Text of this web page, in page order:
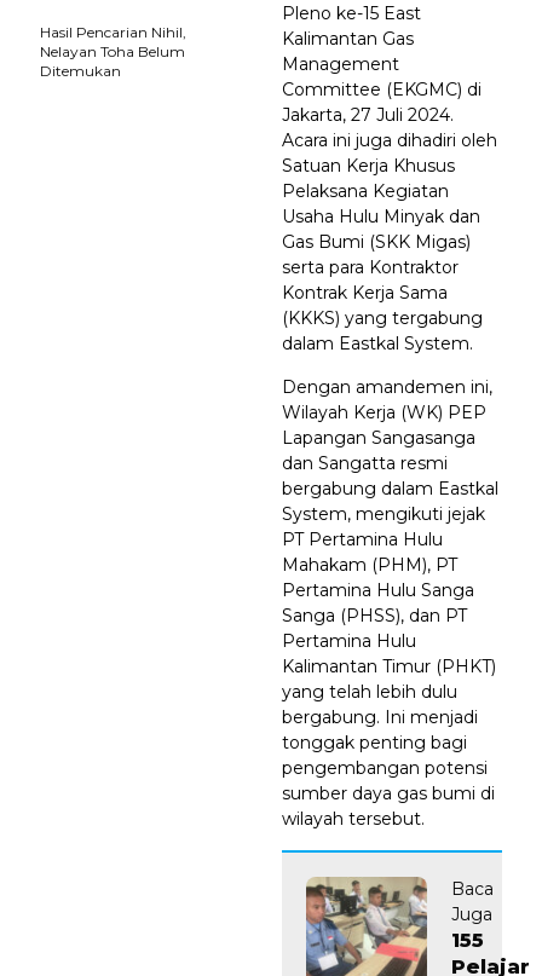
Pleno ke-15 East
Kalimantan Gas
Management
Committee (EKGMC) di
Jakarta, 27 Juli 2024.
Acara ini juga dihadiri oleh
Satuan Kerja Khusus
Pelaksana Kegiatan
Usaha Hulu Minyak dan
Gas Bumi (SKK Migas)
serta para Kontraktor
Kontrak Kerja Sama
(KKKS) yang tergabung
dalam Eastkal System.
Dengan amandemen ini,
Wilayah Kerja (WK) PEP
Lapangan Sangasanga
dan Sangatta resmi
bergabung dalam Eastkal
System, mengikuti jejak
PT Pertamina Hulu
Mahakam (PHM), PT
Pertamina Hulu Sanga
Sanga (PHSS), dan PT
Pertamina Hulu
Kalimantan Timur (PHKT)
yang telah lebih dulu
bergabung. Ini menjadi
tonggak penting bagi
pengembangan potensi
sumber daya gas bumi di
wilayah tersebut.
Baca
Juga
155
Pelajar
Hasil Pencarian Nihil,
Nelayan Toha Belum
Ditemukan